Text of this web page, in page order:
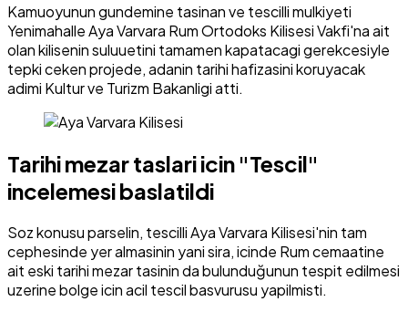
Kamuoyunun gundemine tasinan ve tescilli mulkiyeti
Yenimahalle Aya Varvara Rum Ortodoks Kilisesi Vakfi'na ait
olan kilisenin suluuetini tamamen kapatacagi gerekcesiyle
tepki ceken projede, adanin tarihi hafizasini koruyacak
adimi Kultur ve Turizm Bakanligi atti.
Tarihi mezar taslari icin "Tescil"
incelemesi baslatildi
Soz konusu parselin, tescilli Aya Varvara Kilisesi'nin tam
cephesinde yer almasinin yani sira, icinde Rum cemaatine
ait eski tarihi mezar tasinin da bulunduğunun tespit edilmesi
uzerine bolge icin acil tescil basvurusu yapilmisti.